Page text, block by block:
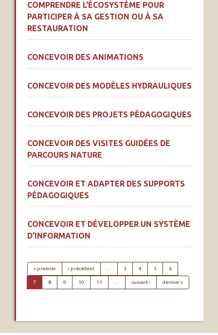
COMPRENDRE L'ÉCOSYSTÈME POUR
PARTICIPER À SA GESTION OU À SA
RESTAURATION
CONCEVOIR DES ANIMATIONS
CONCEVOIR DES MODÈLES HYDRAULIQUES
CONCEVOIR DES PROJETS PÉDAGOGIQUES
CONCEVOIR DES VISITES GUIDÉES DE
PARCOURS NATURE
CONCEVOIR ET ADAPTER DES SUPPORTS
PÉDAGOGIQUES
CONCEVOIR ET DÉVELOPPER UN SYSTÈME
D’INFORMATION
« premierPremière page
‹ précédentPage précédente
3 4 5 6
7 8 9 10 11 suivant ›Page suivante
dernier »Dernière page